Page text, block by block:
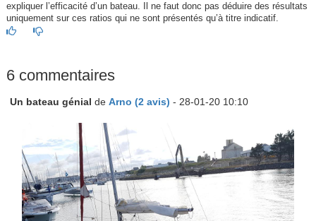
expliquer l’efficacité d’un bateau. Il ne faut donc pas déduire des résultats
uniquement sur ces ratios qui ne sont présentés qu’à titre indicatif.
6 commentaires
Un bateau génial de Arno (2 avis) - 28-01-20 10:10